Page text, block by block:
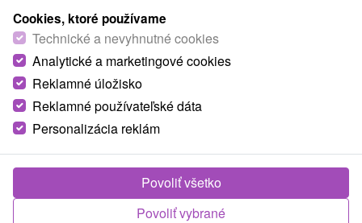
Cookies, ktoré používame
Technické a nevyhnutné cookies
Analytické a marketingové cookies
Reklamné úložisko
Reklamné používateľské dáta
Personalizácia reklám
Povoliť vybrané
Povoliť všetko